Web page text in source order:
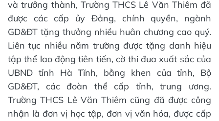
và trưởng thành, Trường THCS Lê Văn Thiêm đã
được các cấp ủy Đảng, chính quyền, ngành
GD&ĐT tặng thưởng nhiều huân chương cao quý.
Liên tục nhiều năm trường được tặng danh hiệu
tập thể lao động tiên tiến, cờ thi đua xuất sắc của
UBND tỉnh Hà Tĩnh, bằng khen của tỉnh, Bộ
GD&ĐT, các đoàn thể cấp tỉnh, trung ương.
Trường THCS Lê Văn Thiêm cũng đã được công
nhận là đơn vị học tập, đơn vị văn hóa, được cấp